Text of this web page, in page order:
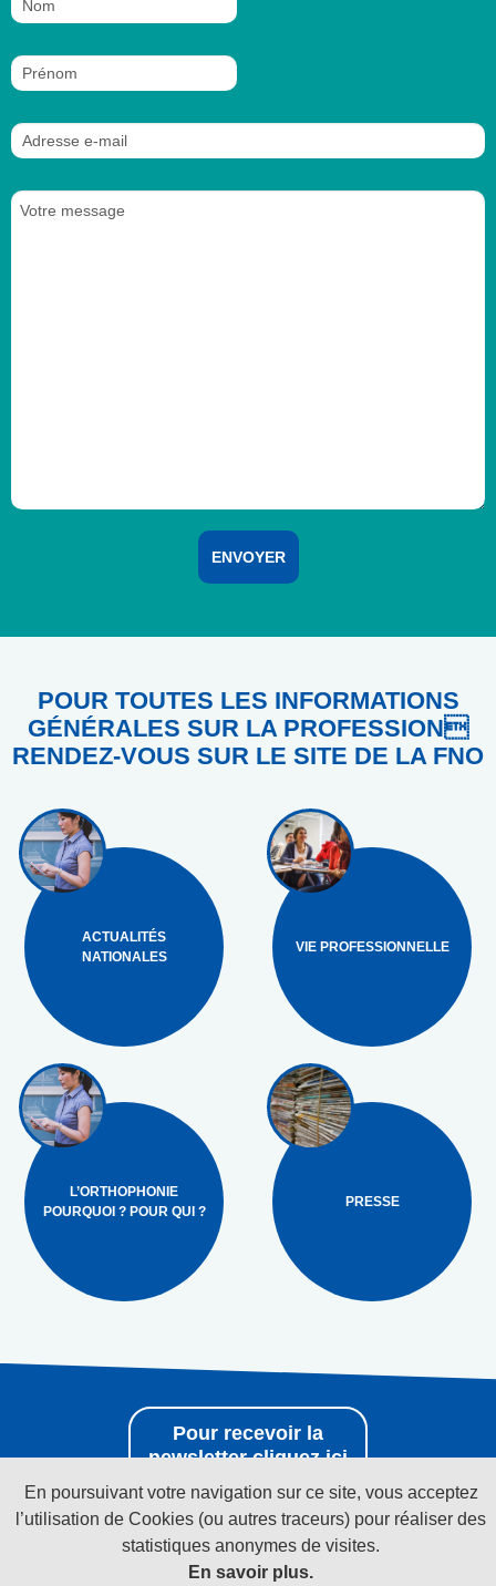
En poursuivant votre navigation sur ce site, vous acceptez
l’utilisation de Cookies (ou autres traceurs) pour réaliser des
statistiques anonymes de visites.
En savoir plus.
POUR TOUTES LES INFORMATIONS
GÉNÉRALES SUR LA PROFESSION
RENDEZ-VOUS SUR LE SITE DE LA FNO
ACTUALITÉS
NATIONALES
VIE PROFESSIONNELLE
L’ORTHOPHONIE
POURQUOI ? POUR QUI ?
PRESSE
Suivez-nous sur les réseaux sociaux
Pour recevoir la
newsletter cliquez ici